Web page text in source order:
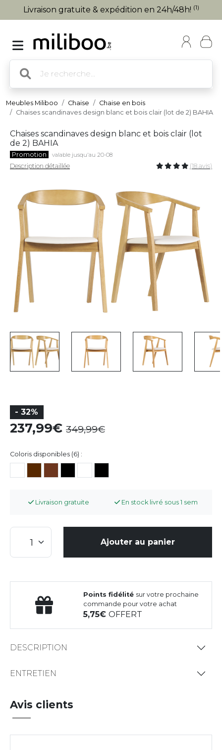
Livraison gratuite & expédition en 24h/48h! (1)
Meubles Miliboo Chaise
Chaise en bois
Chaises scandinaves design blanc et bois clair (lot de 2) BAHIA
Chaises scandinaves design blanc et bois clair (lot
de 2) BAHIA
Promotion valable jusqu'au 20-08
Description détaillée (18 avis)
- 32%
237,99 349,99
Coloris disponibles (6) :
Livraison gratuite En stock livré sous 1 sem
Ajouter au panier
Points fidélité sur votre prochaine
commande pour votre achat
5,75OFFERT
DESCRIPTION
ENTRETIEN
Avis clients